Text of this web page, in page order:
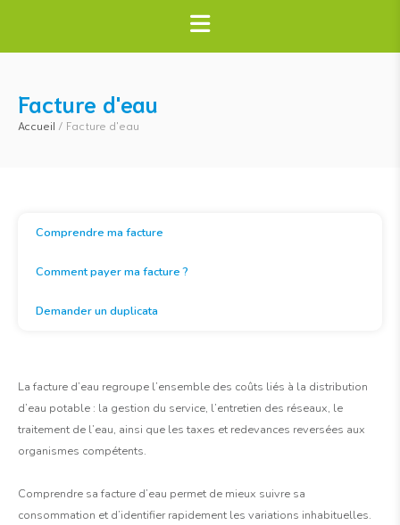
Facture d'eau
Accueil / Facture d'eau
Comprendre ma facture
Comment payer ma facture ?
Demander un duplicata
La facture d’eau regroupe l’ensemble des coûts liés à la distribution
d’eau potable : la gestion du service, l’entretien des réseaux, le
traitement de l’eau, ainsi que les taxes et redevances reversées aux
organismes compétents.
Comprendre sa facture d’eau permet de mieux suivre sa
consommation et d’identifier rapidement les variations inhabituelles.